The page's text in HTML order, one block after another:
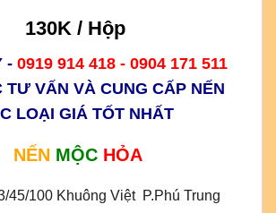
130K / Hộp
- 0919 914 418 - 0904 171 511
VẤN VÀ CUNG CẤP NẾN
LOẠI GIÁ TỐT NHẤT
NẾN MỘC HỎA
45/100 Khuông Việt  P.Phú Trung